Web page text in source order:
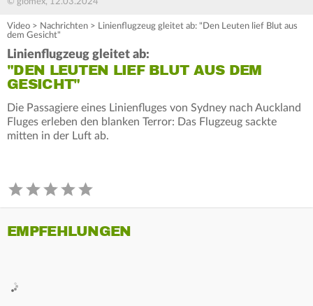
Video > Nachrichten > Linienflugzeug gleitet ab: "Den Leuten lief Blut aus
dem Gesicht"
Linienflugzeug gleitet ab:
"DEN LEUTEN LIEF BLUT AUS DEM
GESICHT"
Die Passagiere eines Linienfluges von Sydney nach Auckland
Fluges erleben den blanken Terror: Das Flugzeug sackte
mitten in der Luft ab.
EMPFEHLUNGEN